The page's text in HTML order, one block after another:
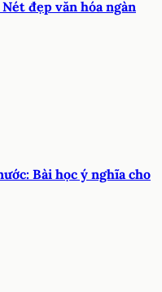
đẹp văn hóa ngàn
Bài học ý nghĩa cho